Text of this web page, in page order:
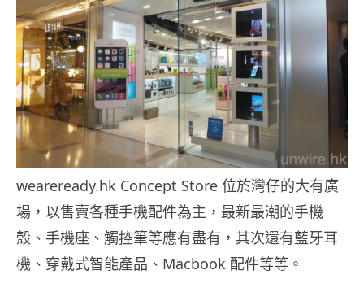
weareready.hk Concept Store 位於灣仔的大有廣
場，以售賣各種手機配件為主，最新最潮的手機
殼、手機座、觸控筆等應有盡有，其次還有藍牙耳
機、穿戴式智能產品、Macbook 配件等等。